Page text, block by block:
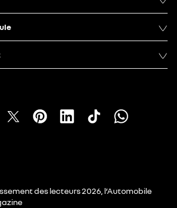
des lecteurs 2026, l’Automobile